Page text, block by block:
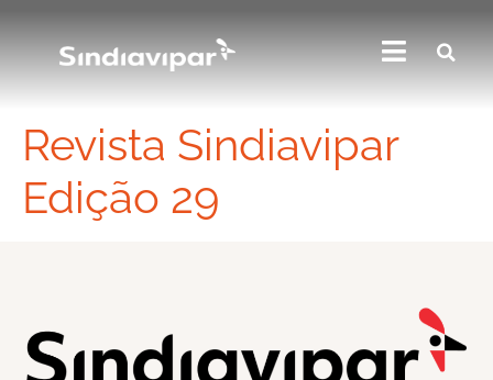
Revista Sindiavipar
Edição 29